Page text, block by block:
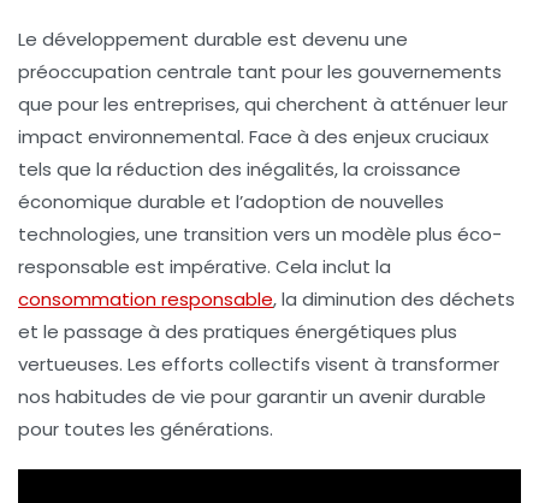
Le développement durable est devenu une
préoccupation centrale tant pour les gouvernements
que pour les entreprises, qui cherchent à atténuer leur
impact environnemental. Face à des enjeux cruciaux
tels que la réduction des inégalités, la croissance
économique durable et l’adoption de nouvelles
technologies, une transition vers un modèle plus éco-
responsable est impérative. Cela inclut la
consommation responsable, la diminution des déchets
et le passage à des pratiques énergétiques plus
vertueuses. Les efforts collectifs visent à transformer
nos habitudes de vie pour garantir un avenir durable
pour toutes les générations.